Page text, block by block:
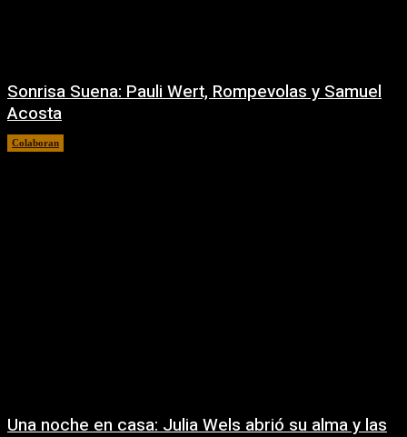
Sonrisa Suena: Pauli Wert, Rompevolas y Samuel
Acosta
Colaboran
Una noche en casa: Julia Wels abrió su alma y las